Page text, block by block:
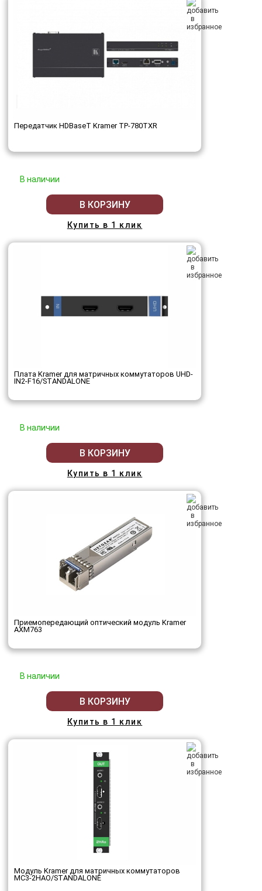
Передатчик HDBaseT Kramer TP-780TXR
В наличии
В КОРЗИНУ
Купить в 1 клик
Плата Kramer для матричных коммутаторов UHD-
IN2-F16/STANDALONE
В наличии
В КОРЗИНУ
Купить в 1 клик
Приемопередающий оптический модуль Kramer
AXM763
В наличии
В КОРЗИНУ
Купить в 1 клик
Модуль Kramer для матричных коммутаторов
MC3-2HAO/STANDALONE